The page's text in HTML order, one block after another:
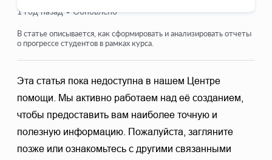
Как удалить курс
Общедоступный или пробный урок
Как изменить статус урока на черновик и скрыть его от
Использование чекпоинтов
Как добавить практику к уроку
1 год назад • Обновлено
В статье описывается, как сформировать и анализировать отчеты
о прогрессе студентов в рамках курса.
Эта статья пока недоступна в нашем Центре
помощи. Мы активно работаем над её созданием,
чтобы предоставить вам наиболее точную и
полезную информацию. Пожалуйста, загляните
позже или ознакомьтесь с другими связанными